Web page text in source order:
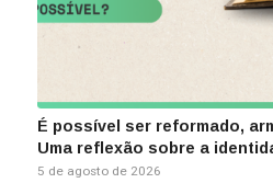
É possível ser reformado,
Uma reflexão sobre a
5 de agosto de 2026